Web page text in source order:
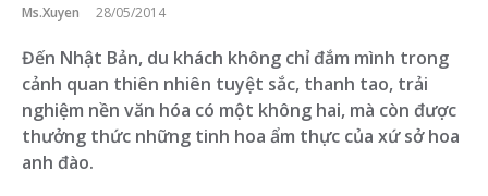
Ms.Xuyen 28/05/2014
Đến Nhật Bản, du khách không chỉ đắm mình trong
cảnh quan thiên nhiên tuyệt sắc, thanh tao, trải
nghiệm nền văn hóa có một không hai, mà còn được
thưởng thức những tinh hoa ẩm thực của xứ sở hoa
anh đào.